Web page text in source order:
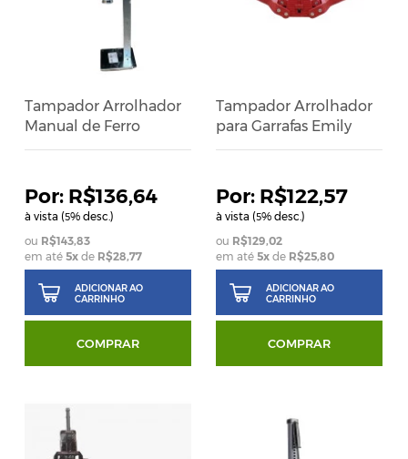
Tampador Arrolhador
Manual de Ferro
R$136,64
à vista (5% desc.)
R$143,83
em até5x de R$28,77
ADICIONAR AO
CARRINHO
COMPRAR
Tampador Arrolhador
para Garrafas Emily
R$122,57
à vista (5% desc.)
R$129,02
em até 5xde R$25,80
ADICIONAR AO
CARRINHO
COMPRAR